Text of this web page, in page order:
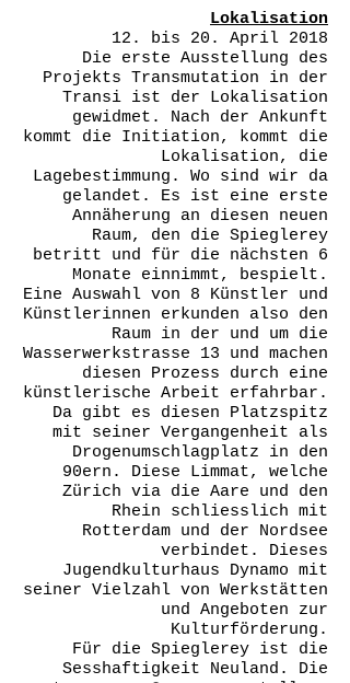
Lokalisation
12. bis 20. April 2018
Die erste Ausstellung des
Projekts Transmutation in der
Transi ist der Lokalisation
gewidmet. Nach der Ankunft
kommt die Initiation, kommt die
Lokalisation, die
Lagebestimmung. Wo sind wir da
gelandet. Es ist eine erste
Annäherung an diesen neuen
Raum, den die Spieglerey
betritt und für die nächsten 6
Monate einnimmt, bespielt.
Eine Auswahl von 8 Künstler und
Künstlerinnen erkunden also den
Raum in der und um die
Wasserwerkstrasse 13 und machen
diesen Prozess durch eine
künstlerische Arbeit erfahrbar.
Da gibt es diesen Platzspitz
mit seiner Vergangenheit als
Drogenumschlagplatz in den
90ern. Diese Limmat, welche
Zürich via die Aare und den
Rhein schliesslich mit
Rotterdam und der Nordsee
verbindet. Dieses
Jugendkulturhaus Dynamo mit
seiner Vielzahl von Werkstätten
und Angeboten zur
Kulturförderung.
Für die Spieglerey ist die
Sesshaftigkeit Neuland. Die